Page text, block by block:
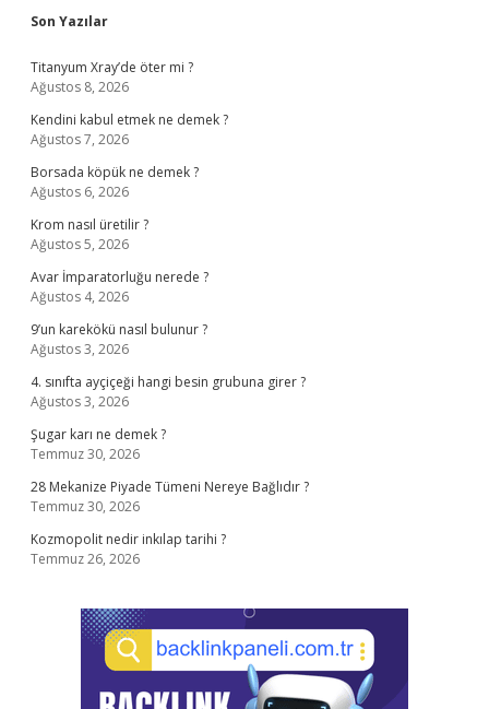
Sidebar
Son Yazılar
Titanyum Xray’de öter mi ?
Ağustos 8, 2026
Kendini kabul etmek ne demek ?
Ağustos 7, 2026
Borsada köpük ne demek ?
Ağustos 6, 2026
Krom nasıl üretilir ?
Ağustos 5, 2026
Avar İmparatorluğu nerede ?
Ağustos 4, 2026
9’un karekökü nasıl bulunur ?
Ağustos 3, 2026
4. sınıfta ayçiçeği hangi besin grubuna girer ?
Ağustos 3, 2026
Şugar karı ne demek ?
Temmuz 30, 2026
28 Mekanize Piyade Tümeni Nereye Bağlıdır ?
Temmuz 30, 2026
Kozmopolit nedir inkılap tarihi ?
Temmuz 26, 2026